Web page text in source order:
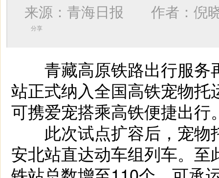
来源：青海日报 作者：倪
分享
青藏高原铁路出行服务
站正式纳入全国高铁宠物
可携爱宠搭乘高铁便捷出行
此次试点扩容后，宠物
安北站直达动车组列车。